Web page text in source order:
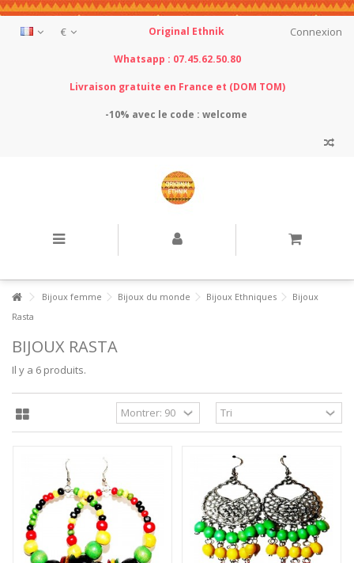
€ Connexion
Original Ethnik
Whatsapp : 07.45.62.50.80
Livraison gratuite en France et (DOM TOM)
-10% avec le code : welcome
Bijoux femme Bijoux du monde Bijoux Ethniques
Bijoux
Rasta
BIJOUX RASTA
Il y a 6 produits.